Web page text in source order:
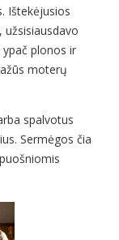
Ištekėjusios
užsisiausdavo
plonos ir
moterų
spalvotus
Sermėgos čia